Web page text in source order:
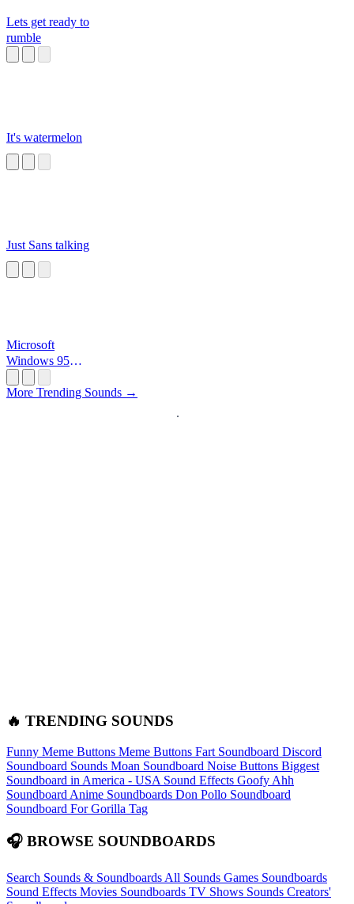
Lets get ready to
rumble
It's watermelon
Just Sans talking
Microsoft
Windows 95
More Trending Sounds →
🔥 TRENDING SOUNDS
Funny Meme Buttons Meme Buttons Fart Soundboard Discord
Soundboard Sounds Moan Soundboard Noise Buttons Biggest
Soundboard in America - USA Sound Effects Goofy Ahh
Soundboard Anime Soundboards Don Pollo Soundboard
Soundboard For Gorilla Tag
🎧 BROWSE SOUNDBOARDS
Search Sounds & Soundboards All Sounds Games Soundboards
Sound Effects Movies Soundboards TV Shows Sounds Creators'